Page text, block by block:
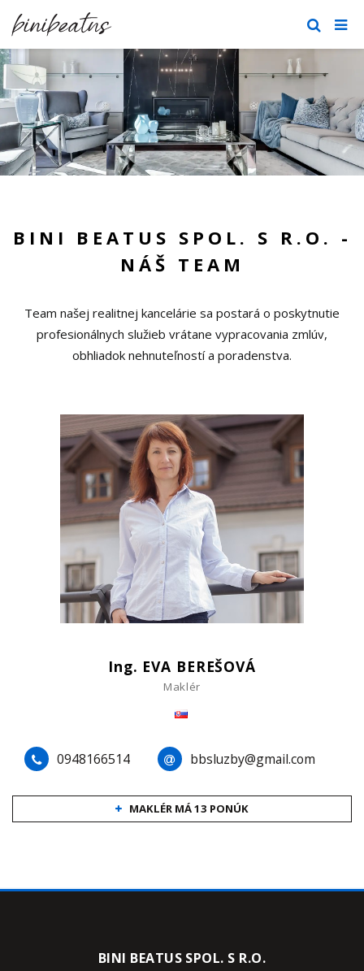
BINI BEATUS SPOL. S R.O. -
NÁŠ TEAM
Team našej realitnej kancelárie sa postará o poskytnutie
profesionálnych služieb vrátane vypracovania zmlúv,
obhliadok nehnuteľností a poradenstva.
Ing. EVA BEREŠOVÁ
Maklér
0948166514 bbsluzby@gmail.com
MAKLÉR MÁ 13 PONÚK
BINI BEATUS SPOL. S R.O.